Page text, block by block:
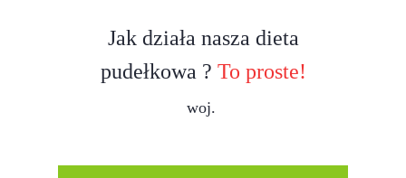
Jak działa nasza dieta
pudełkowa ? To proste!
woj.